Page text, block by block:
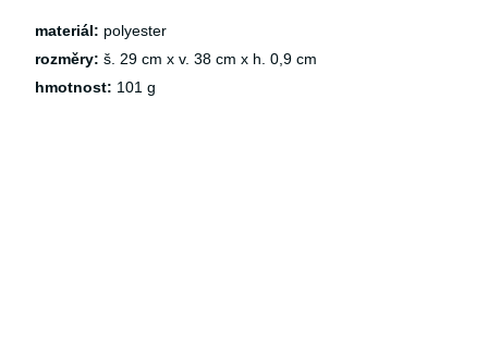
materiál: polyester
rozměry: š. 29 cm x v. 38 cm x h. 0,9 cm
hmotnost: 101 g